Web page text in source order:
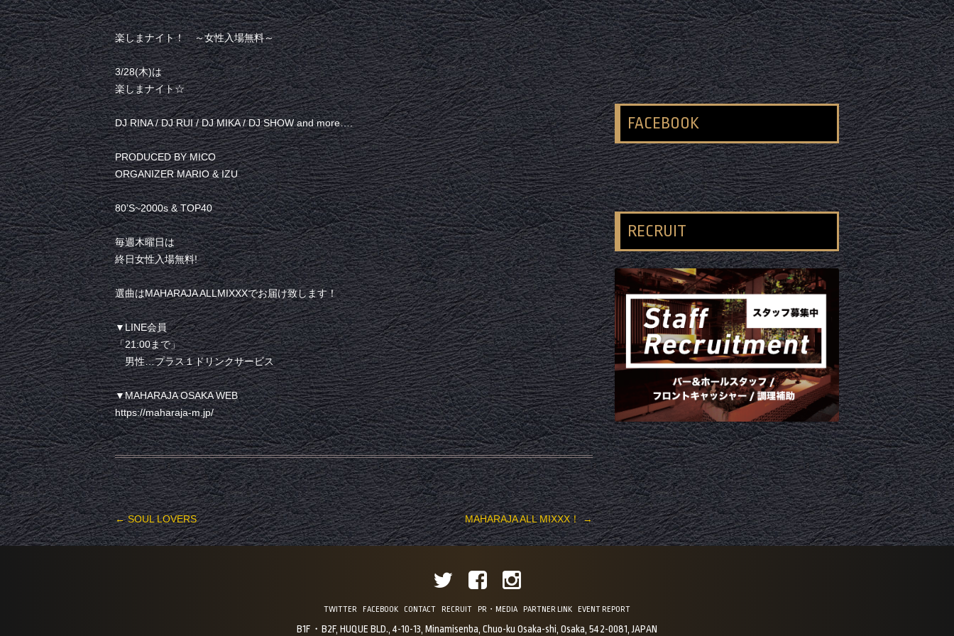
楽しまナイト！ ～女性入場無料～
3/28(木)は
楽しまナイト☆
DJ RINA / DJ RUI / DJ MIKA / DJ SHOW and more….
PRODUCED BY MICO
ORGANIZER MARIO & IZU
80’S~2000s & TOP40
毎週木曜日は
終日女性入場無料!
選曲はMAHARAJA ALLMIXXXでお届け致します！
▼LINE会員
「21:00まで」
男性…プラス１ドリンクサービス
▼MAHARAJA OSAKA WEB
https://maharaja-m.jp/
投稿ナビゲーション
←SOUL LOVERS MAHARAJA ALL MIXXX！→
FACEBOOK
RECRUIT
TWITTER FACEBOOK CONTACT RECRUIT PR・MEDIA PARTNER LINK EVENT REPORT
B1F・B2F, HUQUE BLD., 4-10-13, Minamisenba, Chuo-ku Osaka-shi, Osaka, 542-0081, JAPAN